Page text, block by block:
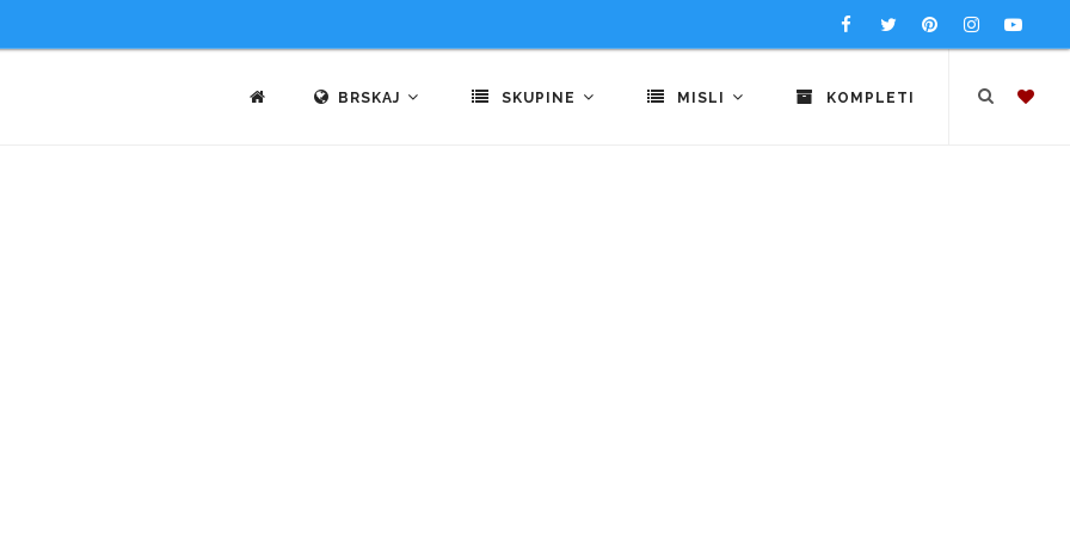
BRSKAJ SKUPINE MISLI KOMPLETI